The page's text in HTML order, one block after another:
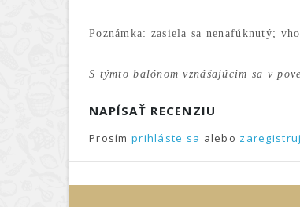
Poznámka: zasiela sa nenafúknutý;
S týmto balónom vznášajúcim sa v
NAPÍSAŤ RECENZIU
Prosím prihláste sa alebo